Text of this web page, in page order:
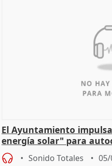
El Ayuntamiento
energía solar" para
Sonido Totales